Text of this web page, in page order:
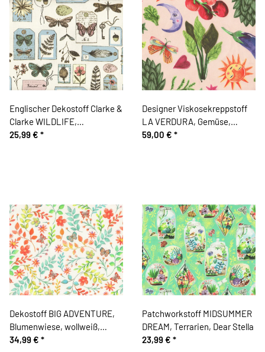
Englischer Dekostoff Clarke &
Clarke WILDLIFE,
Schmetterlinge und Blumen,
25,99 € *
Designer Viskosekreppstoff
LA VERDURA, Gemüse,
hautfarben
59,00 € *
Dekostoff BIG ADVENTURE,
Blumenwiese, wollweiß,
Clarke & Clarke
34,99 € *
Patchworkstoff MIDSUMMER
DREAM, Terrarien, Dear Stella
23,99 € *